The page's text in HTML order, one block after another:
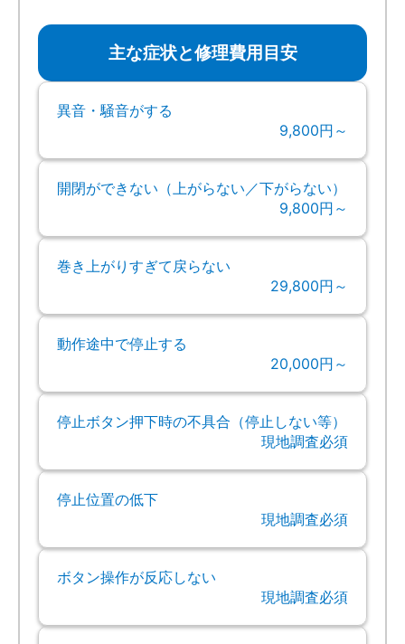
主な症状と修理費用目安
異音・騒音がする
9,800円～
開閉ができない（上がらない／下がらない）
9,800円～
巻き上がりすぎて戻らない
29,800円～
動作途中で停止する
20,000円～
停止ボタン押下時の不具合（停止しない等）
現地調査必須
停止位置の低下
現地調査必須
ボタン操作が反応しない
現地調査必須